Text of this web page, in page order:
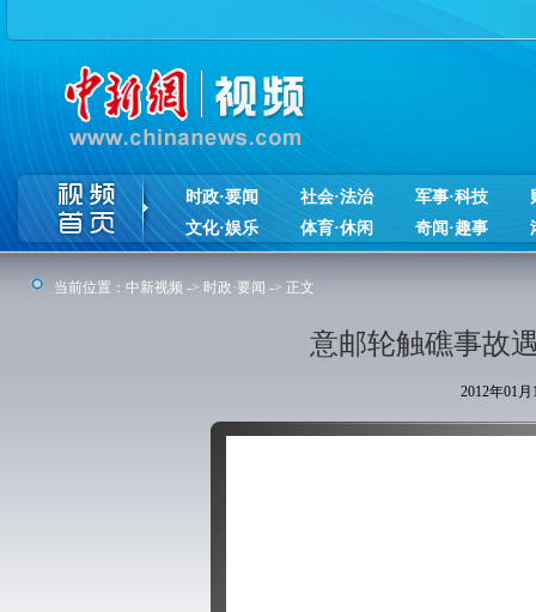
时政·要闻 社会·法治 军事·科技
文化·娱乐
体育·休闲 奇闻·趣事
当前位置： 中新视频 -> 时政·要闻 -> 正文
意邮轮触礁事故
2012年01